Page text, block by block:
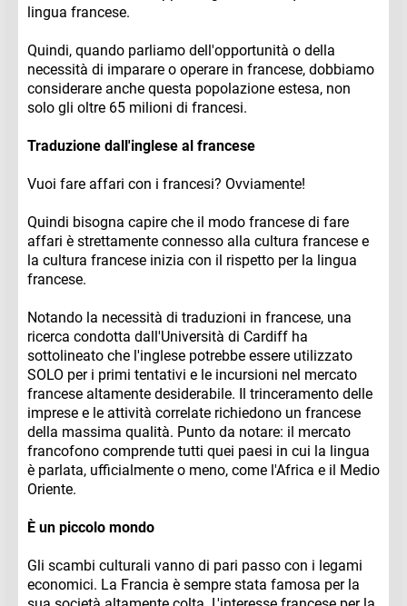
lingua francese.
Quindi, quando parliamo dell'opportunità o della
necessità di imparare o operare in francese, dobbiamo
considerare anche questa popolazione estesa, non
solo gli oltre 65 milioni di francesi.
Traduzione dall'inglese al francese
Vuoi fare affari con i francesi? Ovviamente!
Quindi bisogna capire che il modo francese di fare
affari è strettamente connesso alla cultura francese e
la cultura francese inizia con il rispetto per la lingua
francese.
Notando la necessità di traduzioni in francese, una
ricerca condotta dall'Università di Cardiff ha
sottolineato che l'inglese potrebbe essere utilizzato
SOLO per i primi tentativi e le incursioni nel mercato
francese altamente desiderabile. Il trinceramento delle
imprese e le attività correlate richiedono un francese
della massima qualità. Punto da notare: il mercato
francofono comprende tutti quei paesi in cui la lingua
è parlata, ufficialmente o meno, come l'Africa e il Medio
Oriente.
È un piccolo mondo
Gli scambi culturali vanno di pari passo con i legami
economici. La Francia è sempre stata famosa per la